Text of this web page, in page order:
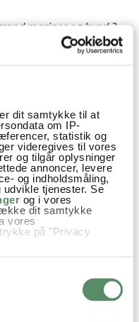
dit samtykke til at
om IP-
statistik og
videregives til vores
og tilgår oplysninger
annoncer, levere
og indholdsmåling,
tjenester. Se
og i vores
dit samtykke
vores
på "Privacy
om din placering,
få meter
på en scanning af
mariner og hvad.?
fx contreau er også
og blot bruge
det er også lækkert.